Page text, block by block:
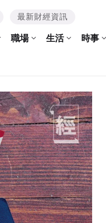
最新財經資訊
職場 生活 時事